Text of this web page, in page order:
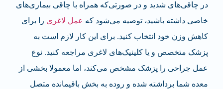
در چاقی‌های شدید و در صورتی‌که همراه با چاقی بیماری‌های
خاصی داشته باشید، توصیه می‌شود که عمل لاغری را برای
کاهش وزن خود انتخاب کنید. برای این کار لازم است به
پزشک متخصص و یا کلینیک‌های لاغری مراجعه کنید. نوع
عمل جراحی را پزشک مشخص می‌کند، اما معمولا بخشی از
معده شما برداشته شده و روده به بخش باقیمانده متصل